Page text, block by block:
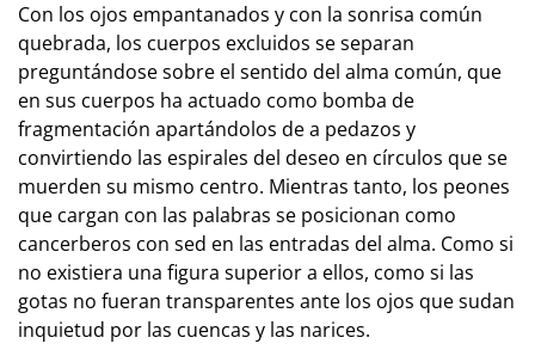
Con los ojos empantanados y con la sonrisa común
quebrada, los cuerpos excluidos se separan
preguntándose sobre el sentido del alma común, que
en sus cuerpos ha actuado como bomba de
fragmentación apartándolos de a pedazos y
convirtiendo las espirales del deseo en círculos que se
muerden su mismo centro. Mientras tanto, los peones
que cargan con las palabras se posicionan como
cancerberos con sed en las entradas del alma. Como si
no existiera una figura superior a ellos, como si las
gotas no fueran transparentes ante los ojos que sudan
inquietud por las cuencas y las narices.